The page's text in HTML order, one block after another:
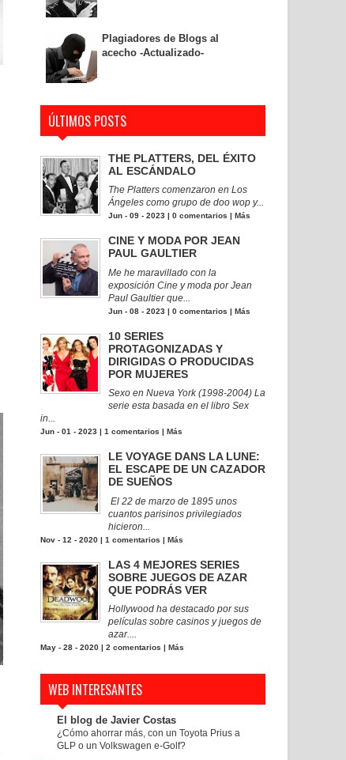
Plagiadores de Blogs al
acecho -Actualizado-
ÚLTIMOS POSTS
THE PLATTERS, DEL ÉXITO
AL ESCÁNDALO
The Platters comenzaron en Los
Ángeles como grupo de doo wop y...
Jun - 09 - 2023 | 0 comentarios | Más
CINE Y MODA POR JEAN
PAUL GAULTIER
Me he maravillado con la
exposición Cine y moda por Jean
Paul Gaultier que...
Jun - 08 - 2023 | 0 comentarios | Más
10 SERIES
PROTAGONIZADAS Y
DIRIGIDAS O PRODUCIDAS
POR MUJERES
Sexo en Nueva York (1998-2004) La
serie esta basada en el libro Sex
in...
Jun - 01 - 2023 | 1 comentarios | Más
LE VOYAGE DANS LA LUNE:
EL ESCAPE DE UN CAZADOR
DE SUEÑOS
El 22 de marzo de 1895 unos
cuantos parisinos privilegiados
hicieron...
Nov - 12 - 2020 | 1 comentarios | Más
LAS 4 MEJORES SERIES
SOBRE JUEGOS DE AZAR
QUE PODRÁS VER
Hollywood ha destacado por sus
películas sobre casinos y juegos de
azar....
May - 28 - 2020 | 2 comentarios | Más
WEB INTERESANTES
El blog de Javier Costas
¿Cómo ahorrar más, con un Toyota Prius a
GLP o un Volkswagen e-Golf?